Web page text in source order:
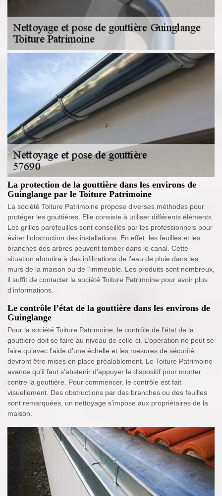
La protection de la gouttière dans les environs de
Guinglange par le Toiture Patrimoine
La société Toiture Patrimoine propose diverses méthodes pour
protéger les gouttières. Elle consiste à utiliser différents éléments.
Les grilles parefeuilles sont conseillés par les professionnels pour
éviter l’obstruction des installations. En effet, les feuilles et les
branches des arbres peuvent tomber dans le canal. Cette
situation aboutira à des infiltrations de l’eau de pluie dans les
murs de la maison ou de l’immeuble. Les produits sont nombreux,
il suffit de contacter la société Toiture Patrimoine pour avoir plus
d’informations.
Le contrôle l’état de la gouttière dans les environs de
Guinglange
Pour la société Toiture Patrimoine, le contrôle de l’état de la
gouttière doit se faire au niveau de celle-ci. L’opération ne peut se
faire qu’avec l’aide d’une échelle et les mesures de sécurité
devront être mises en place préalablement. Le Toiture Patrimoine
avance qu’il faut s’abstenir d’appuyer le dispositif pour monter
contre la gouttière. Pour commencer, le contrôle est fait
visuellement. Des obstructions par des branches ou des feuilles
sont remarquées, un nettoyage s’impose aux propriétaires de la
maison.